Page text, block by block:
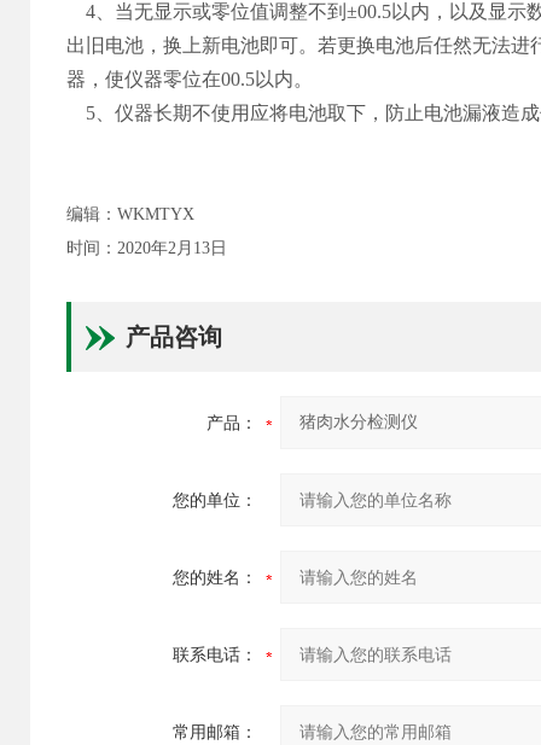
4、 当无显示或零位值调整不到±00.5以内，以及显
出旧电池，换上新电池即可。若更换电池后任然无法
器，使仪器零位在00.5以内。
5、仪器长期不使用应将电池取下，防止电池漏液造
编辑：WKMTYX
时间：2020年2月13日
产品咨询
产品：
您的单位：
您的姓名：
联系电话：
常用邮箱：